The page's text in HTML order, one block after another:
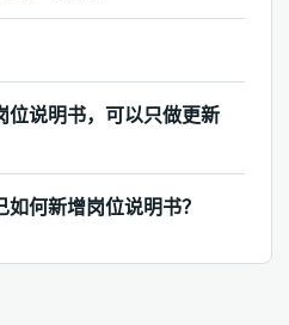
位说明书，可以只做更新
何新增岗位说明书？